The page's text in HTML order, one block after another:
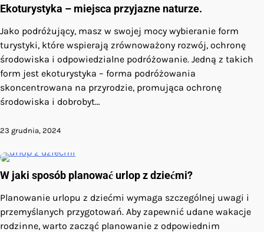
Ekoturystyka – miejsca przyjazne naturze.
Jako podróżujący, masz w swojej mocy wybieranie form
turystyki, które wspierają zrównoważony rozwój, ochronę
środowiska i odpowiedzialne podróżowanie. Jedną z takich
form jest ekoturystyka – forma podróżowania
skoncentrowana na przyrodzie, promująca ochronę
środowiska i dobrobyt…
23 grudnia, 2024
W jaki sposób planować urlop z dziećmi?
Planowanie urlopu z dziećmi wymaga szczególnej uwagi i
przemyślanych przygotowań. Aby zapewnić udane wakacje
rodzinne, warto zacząć planowanie z odpowiednim